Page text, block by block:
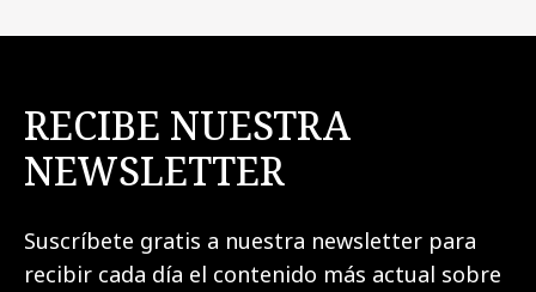
RECIBE NUESTRA
NEWSLETTER
Suscríbete gratis a nuestra newsletter para
recibir cada día el contenido más actual sobre